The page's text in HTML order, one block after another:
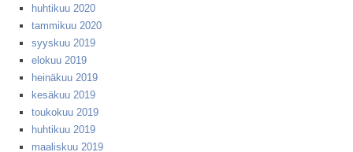
huhtikuu 2020
tammikuu 2020
syyskuu 2019
elokuu 2019
heinäkuu 2019
kesäkuu 2019
toukokuu 2019
huhtikuu 2019
maaliskuu 2019